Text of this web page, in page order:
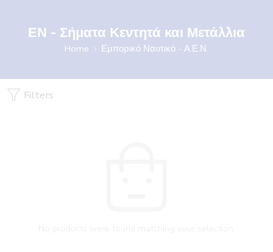
ΕΝ - Σήματα Κεντητά και Μετάλλια
Home Εμπορικό Ναυτικό - Α.Ε.Ν.
Filters